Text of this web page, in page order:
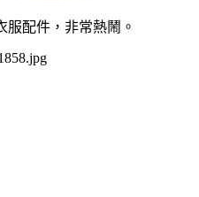
服配件，非常熱鬧。